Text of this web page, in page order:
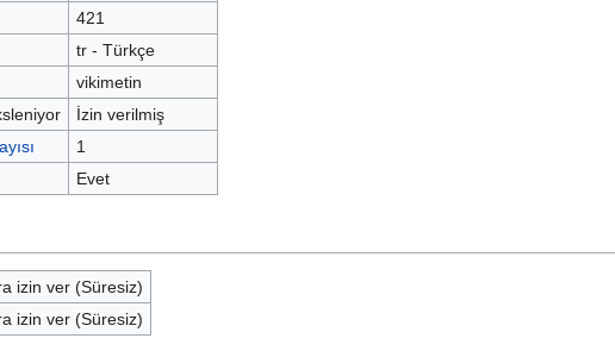
421
tr - Türkçe
vikimetin
İzin verilmiş
1
Evet
izin ver (Süresiz)
izin ver (Süresiz)